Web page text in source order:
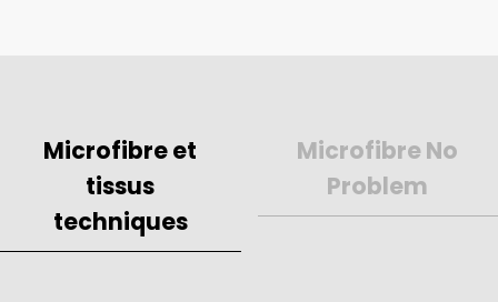
Microfibre et
tissus
techniques
Microfibre No
Problem